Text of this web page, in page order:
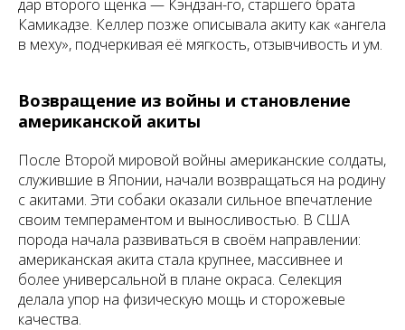
дар второго щенка — Кэндзан-го, старшего брата
Камикадзе. Келлер позже описывала акиту как «ангела
в меху», подчеркивая её мягкость, отзывчивость и ум.
Возвращение из войны и становление
американской акиты
После Второй мировой войны американские солдаты,
служившие в Японии, начали возвращаться на родину
с акитами. Эти собаки оказали сильное впечатление
своим темпераментом и выносливостью. В США
порода начала развиваться в своём направлении:
американская акита стала крупнее, массивнее и
более универсальной в плане окраса. Селекция
делала упор на физическую мощь и сторожевые
качества.